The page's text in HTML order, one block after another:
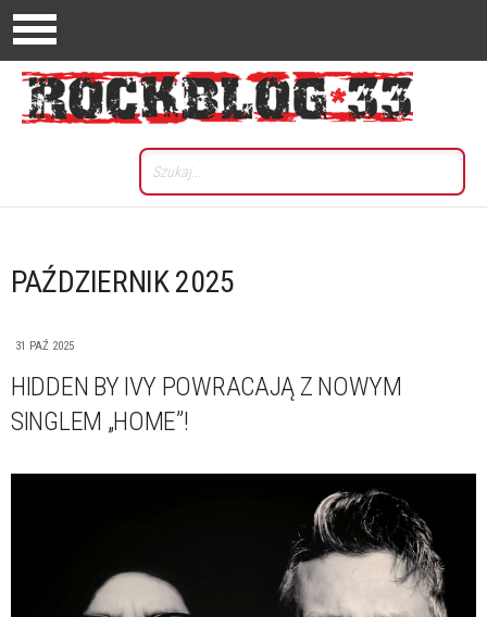
PAŹDZIERNIK 2025
31 PAŹ 2025
HIDDEN BY IVY POWRACAJĄ Z NOWYM
SINGLEM „HOME”!